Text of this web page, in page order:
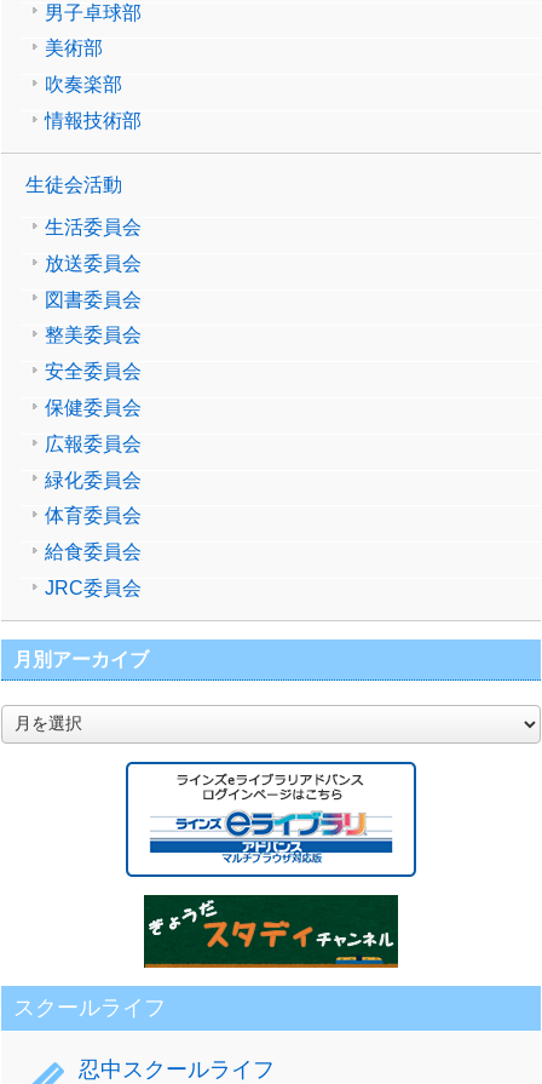
男子卓球部
美術部
吹奏楽部
情報技術部
生徒会活動
生活委員会
放送委員会
図書委員会
整美委員会
安全委員会
保健委員会
広報委員会
緑化委員会
体育委員会
給食委員会
JRC委員会
月別アーカイブ
月
別
スクールライフ
忍中スクールライフ